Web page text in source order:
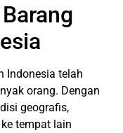
Indonesia telah
orang. Dengan
geografis,
tempat lain